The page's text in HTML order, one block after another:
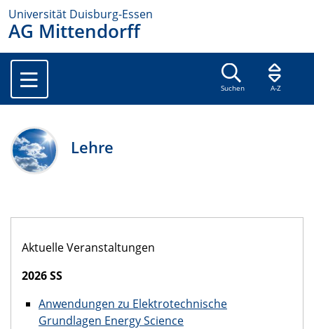
Universität Duisburg-Essen
AG Mittendorff
Suchen A-Z
Lehre
Aktuelle Veranstaltungen
2026 SS
Anwendungen zu Elektrotechnische
Grundlagen Energy Science